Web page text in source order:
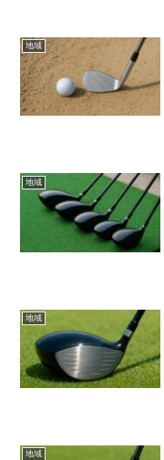
地域
地域
地域
地域